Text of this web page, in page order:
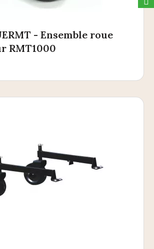
- Ensemble roue
RMT1000